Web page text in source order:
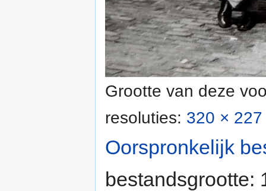
Grootte van deze
resoluties: 320 ×
Oorspronkelijk
bestandsgrootte: